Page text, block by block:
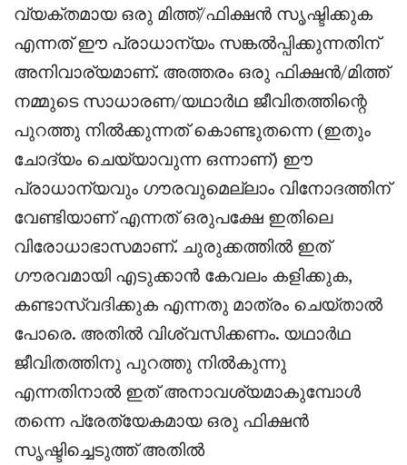
വ്യക്തമായ ഒരു മിത്ത്/ഫിക്ഷൻ സൃഷ്ടിക്കുക
എന്നത് ഈ പ്രാധാന്യം സങ്കൽപ്പിക്കുന്നതിന്
അനിവാര്യമാണ്. അത്തരം ഒരു ഫിക്ഷൻ/മിത്ത്
നമ്മുടെ സാധാരണ/യഥാർഥ ജീവിതത്തിന്റെ
പുറത്തു നിൽക്കുന്നത് കൊണ്ടുതന്നെ (ഇതും
ചോദ്യം ചെയ്യാവുന്ന ഒന്നാണ്) ഈ
പ്രാധാന്യവും ഗൗരവുമെല്ലാം വിനോദത്തിന്
വേണ്ടിയാണ് എന്നത് ഒരുപക്ഷേ ഇതിലെ
വിരോധാഭാസമാണ്. ചുരുക്കത്തിൽ ഇത്
ഗൗരവമായി എടുക്കാൻ കേവലം കളിക്കുക,
കണ്ടാസ്വദിക്കുക എന്നതു മാത്രം ചെയ്താൽ
പോരെ. അതിൽ വിശ്വസിക്കണം. യഥാർഥ
ജീവിതത്തിനു പുറത്തു നിൽകുന്നു
എന്നതിനാൽ ഇത് അനാവശ്യമാകുമ്പോൾ
തന്നെ പ്രേത്യേകമായ ഒരു ഫിക്ഷൻ
സൃഷ്ടിച്ചെടുത്ത് അതിൽ